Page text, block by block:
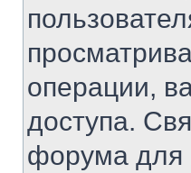
операции,
доступа.
форума для